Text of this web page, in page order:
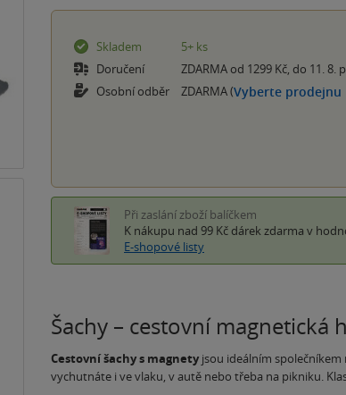
Skladem
5+ ks
Doručení
ZDARMA od 1299 Kč, do 11. 8.
Osobní odběr
ZDARMA (Vyberte prodejnu
Při zaslání zboží balíčkem
K nákupu nad 99 Kč dárek zdarma v
E-shopové listy
Šachy – cestovní magnetická
Cestovní šachy s magnety jsou ideálním
vychutnáte i ve vlaku, v autě nebo třeba na pikniku.